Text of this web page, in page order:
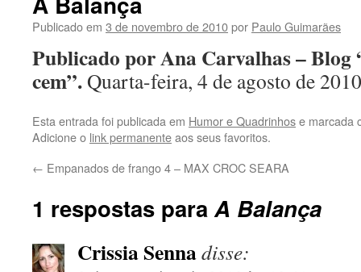
conteúdo
Publicado em 3 de novembro de 2010por Paulo Guimarães
Publicado por Ana Carvalhas – Blog
cem”.Quarta-feira, 4 de agosto de 2010
Esta entrada foi publicada em Humor e Quadrinhose marcada
Adicione o link permanenteaos seus favoritos.
← Empanados de frango 4 – MAX CROC SEARA
1 respostas paraA Balança
Crissia Sennadisse: